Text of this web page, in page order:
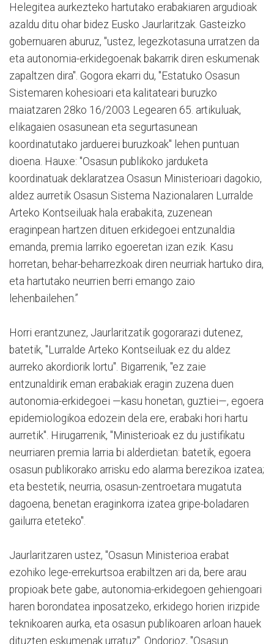
Helegitea aurkezteko hartutako erabakiaren argudioak
azaldu ditu ohar bidez Eusko Jaurlaritzak. Gasteizko
gobernuaren aburuz, "ustez, legezkotasuna urratzen da
eta autonomia-erkidegoenak bakarrik diren eskumenak
zapaltzen dira". Gogora ekarri du, "Estatuko Osasun
Sistemaren kohesioari eta kalitateari buruzko
maiatzaren 28ko 16/2003 Legearen 65. artikuluak,
elikagaien osasunean eta segurtasunean
koordinatutako jarduerei buruzkoak" lehen puntuan
dioena. Hauxe: "Osasun publikoko jarduketa
koordinatuak deklaratzea Osasun Ministerioari dagokio,
aldez aurretik Osasun Sistema Nazionalaren Lurralde
Arteko Kontseiluak hala erabakita, zuzenean
eraginpean hartzen dituen erkidegoei entzunaldia
emanda, premia larriko egoeretan izan ezik. Kasu
horretan, behar-beharrezkoak diren neurriak hartuko dira,
eta hartutako neurrien berri emango zaio
lehenbailehen.”
Horri erantzunez, Jaurlaritzatik gogorarazi dutenez,
batetik, "Lurralde Arteko Kontseiluak ez du aldez
aurreko akordiorik lortu". Bigarrenik, "ez zaie
entzunaldirik eman erabakiak eragin zuzena duen
autonomia-erkidegoei —kasu honetan, guztiei—, egoera
epidemiologikoa edozein dela ere, erabaki hori hartu
aurretik". Hirugarrenik, "Ministerioak ez du justifikatu
neurriaren premia larria bi alderdietan: batetik, egoera
osasun publikorako arrisku edo alarma berezikoa izatea;
eta bestetik, neurria, osasun-zentroetara mugatuta
dagoena, benetan eraginkorra izatea gripe-boladaren
gailurra eteteko".
Jaurlaritzaren ustez, "Osasun Ministerioa erabat
ezohiko lege-errekurtsoa erabiltzen ari da, bere arau
propioak bete gabe, autonomia-erkidegoen gehiengoari
haren borondatea inposatzeko, erkidego horien irizpide
teknikoaren aurka, eta osasun publikoaren arloan hauek
dituzten eskumenak urratuz". Ondorioz, "Osasun